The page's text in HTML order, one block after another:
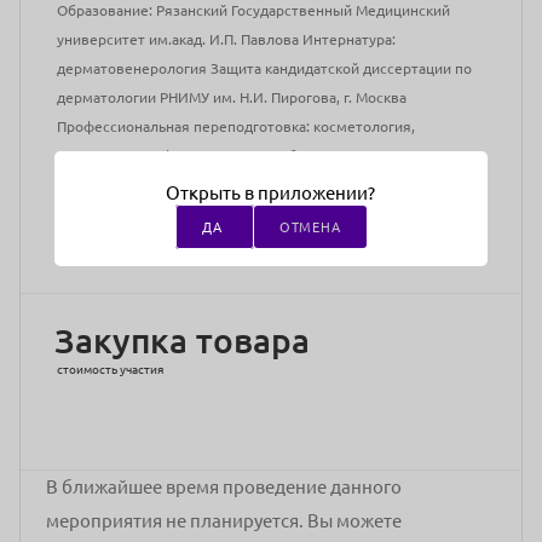
Образование: Рязанский Государственный Медицинский
университет им.акад. И.П. Павлова Интернатура:
дерматовенерология Защита кандидатской диссертации по
дерматологии РНИМУ им. Н.И. Пирогова, г. Москва
Профессиональная переподготовка: косметология,
педагогика профессионального образования -
преподаватель медицинских дисциплин
Адрес проведения:
г Москва, ул Мещанская, д 1 к 3 (Метро
Закупка товара
стоимость участия
В ближайшее время проведение данного
мероприятия не планируется. Вы можете
Открыть в приложении?
ДА ОТМЕНА